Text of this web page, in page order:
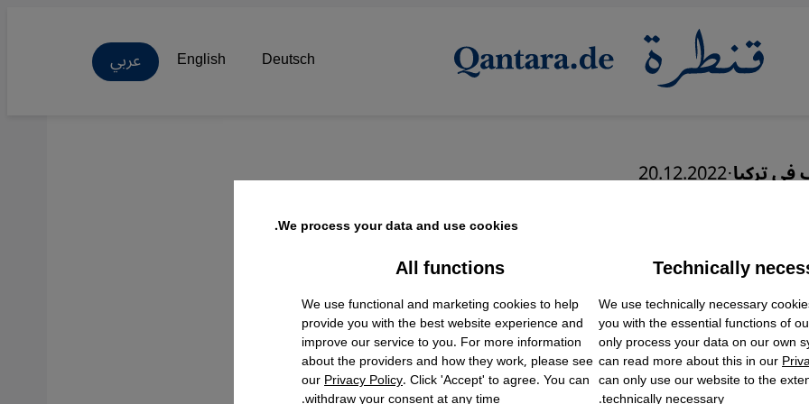
Deutsch
English عربي
في تركيا·
20.12.2022
إقبال الأتراك على مطاعم
إسطنبول؟
English عربي
We process your data and use cookies.
Technically
We use technically necessary
you with the essential functions of
only process your data on our own
can read more about this in our
can only use our website to the
All functions
We use functional and marketing cookies to help
provide you with the best website experience and
improve our service to you. For more information
about the providers and how they work, please see
ourPrivacy Policy. Click 'Accept' to agree. You can
Facebook Embed / Facebook Connect
Twitter Embed
Instagram Embed
Youtube Embed
Google Maps Embed